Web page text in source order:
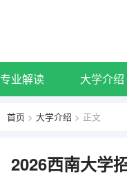
专业解读 大学介绍
首页 > 大学介绍 > 正文
2026西南大学